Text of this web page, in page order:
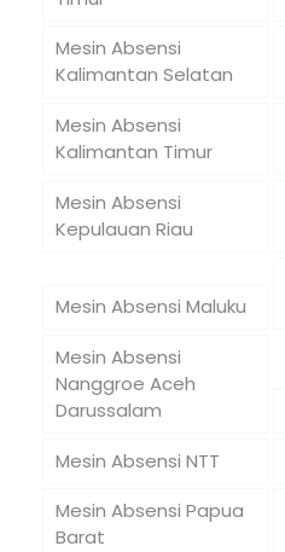
Mesin Absensi
Kalimantan Selatan
Mesin Absensi
Kalimantan Timur
Mesin Absensi
Kepulauan Riau
Mesin Absensi Maluku
Mesin Absensi
Nanggroe Aceh
Darussalam
Mesin Absensi NTT
Mesin Absensi Papua
Barat